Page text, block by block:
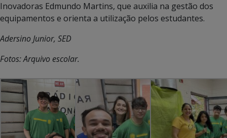
Inovadoras Edmundo Martins, que auxilia na gestão dos
equipamentos e orienta a utilização pelos estudantes.
Adersino Junior, SED
Fotos: Arquivo escolar.